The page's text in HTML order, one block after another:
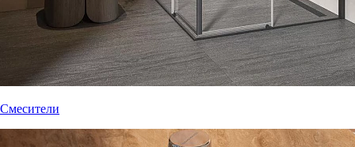
Смесители